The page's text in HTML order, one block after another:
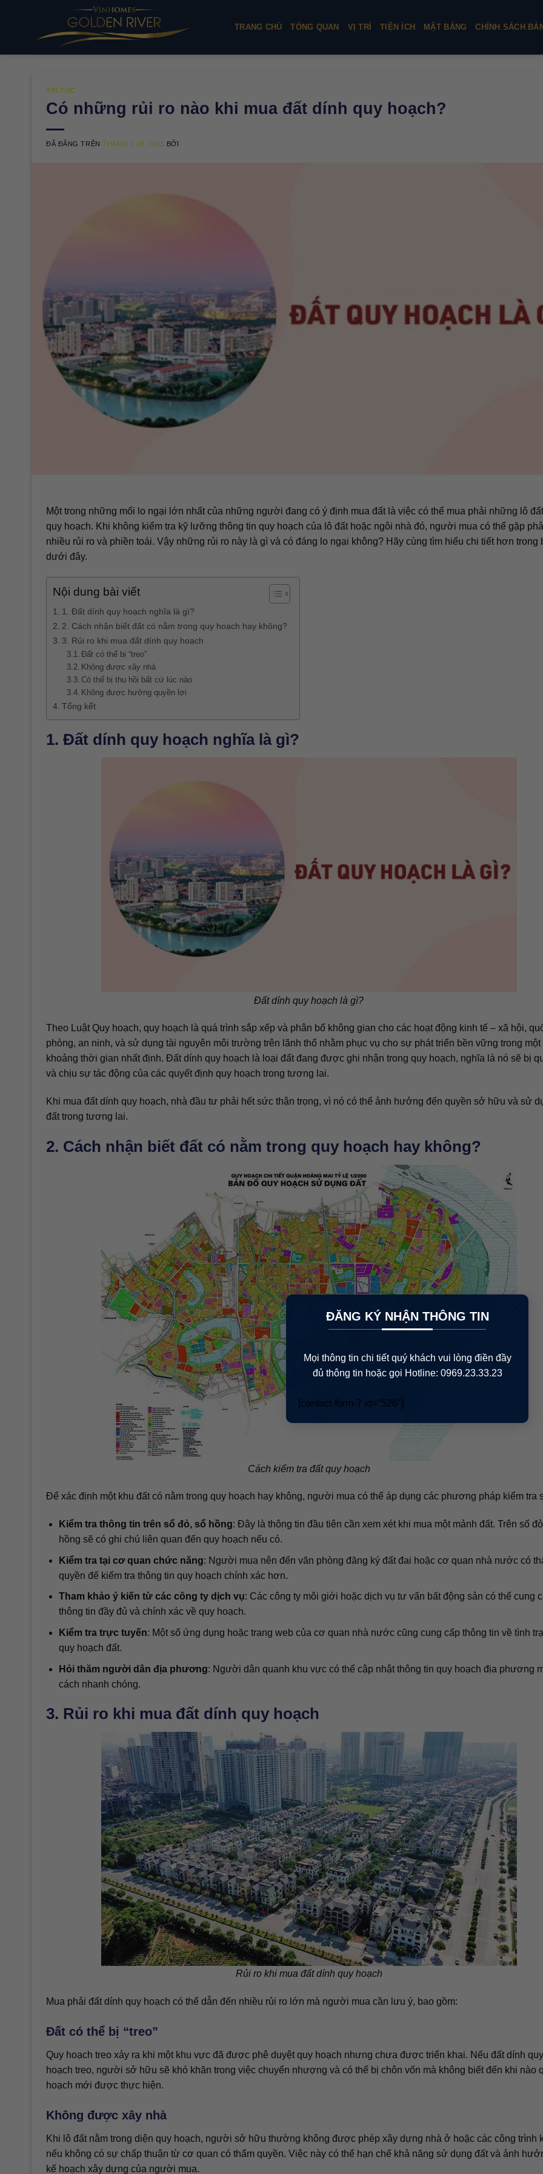
ĐĂNG KÝ NHẬN THÔNG TIN
Mọi thông tin chi tiết quý khách vui lòng điền đầy
đủ thông tin hoặc gọi Hotline: 0969.23.33.23
[contact-form-7 id="526"]
dung
TRANG CHỦ TỔNG QUAN VỊ TRÍ TIỆN ÍCH MẶT BẰNG CHÍNH SÁCH
TIN TỨC
Có những rủi ro nào khi mua đất dính quy hoạch?
ĐÃ ĐĂNG TRÊNTHÁNG 2 18, 2025 BỞI
Một trong những mối lo ngại lớn nhất của những người đang có ý định mua đất là việc có thể mua phải những lô
quy hoạch. Khi không kiểm tra kỹ lưỡng thông tin quy hoạch của lô đất hoặc ngôi nhà đó, người mua có thể gặp
nhiều rủi ro và phiền toái. Vậy những rủi ro này là gì và có đáng lo ngại không? Hãy cùng tìm hiểu chi tiết hơn trong
dưới đây.
Nội dung bài viết
1. Đất dính quy hoạch nghĩa là gì?
2. Cách nhận biết đất có nằm trong quy hoạch hay không?
3. Rủi ro khi mua đất dính quy hoạch
Đất có thể bị “treo”
Không được xây nhà
Có thể bị thu hồi bất cứ lúc nào
Không được hưởng quyền lợi
Tổng kết
1. Đất dính quy hoạch nghĩa là gì?
Đất dính quy hoạch là gì?
Theo Luật Quy hoạch, quy hoạch là quá trình sắp xếp và phân bổ không gian cho các hoạt động kinh tế – xã hội,
phòng, an ninh, và sử dụng tài nguyên môi trường trên lãnh thổ nhằm phục vụ cho sự phát triển bền vững trong một
khoảng thời gian nhất định. Đất dính quy hoạch là loại đất đang được ghi nhận trong quy hoạch, nghĩa là nó sẽ bị
và chịu sự tác động của các quyết định quy hoạch trong tương lai.
Khi mua đất dính quy hoạch, nhà đầu tư phải hết sức thận trọng, vì nó có thể ảnh hưởng đến quyền sở hữu và sử
đất trong tương lai.
2. Cách nhận biết đất có nằm trong quy hoạch hay không?
Cách kiểm tra đất quy hoạch
Để xác định một khu đất có nằm trong quy hoạch hay không, người mua có thể áp dụng các phương pháp kiểm tra
Kiểm tra thông tin trên sổ đỏ, sổ hồng: Đây là thông tin đầu tiên cần xem xét khi mua một mảnh đất. Trên sổ
hồng sẽ có ghi chú liên quan đến quy hoạch nếu có.
Kiểm tra tại cơ quan chức năng: Người mua nên đến văn phòng đăng ký đất đai hoặc cơ quan nhà nước có
quyền để kiểm tra thông tin quy hoạch chính xác hơn.
Tham khảo ý kiến từ các công ty dịch vụ: Các công ty môi giới hoặc dịch vụ tư vấn bất động sản có thể cung
thông tin đầy đủ và chính xác về quy hoạch.
Kiểm tra trực tuyến: Một số ứng dụng hoặc trang web của cơ quan nhà nước cũng cung cấp thông tin về tình
quy hoạch đất.
Hỏi thăm người dân địa phương: Người dân quanh khu vực có thể cập nhật thông tin quy hoạch địa phương
cách nhanh chóng.
3. Rủi ro khi mua đất dính quy hoạch
Rủi ro khi mua đất dính quy hoạch
Mua phải đất dính quy hoạch có thể dẫn đến nhiều rủi ro lớn mà người mua cần lưu ý, bao gồm:
Đất có thể bị “treo”
Quy hoạch treo xảy ra khi một khu vực đã được phê duyệt quy hoạch nhưng chưa được triển khai. Nếu đất dính quy
hoạch treo, người sở hữu sẽ khó khăn trong việc chuyển nhượng và có thể bị chôn vốn mà không biết đến khi nào
hoạch mới được thực hiện.
Không được xây nhà
Khi lô đất nằm trong diện quy hoạch, người sở hữu thường không được phép xây dựng nhà ở hoặc các công trình
nếu không có sự chấp thuận từ cơ quan có thẩm quyền. Việc này có thể hạn chế khả năng sử dụng đất và ảnh
kế hoạch xây dựng của người mua.